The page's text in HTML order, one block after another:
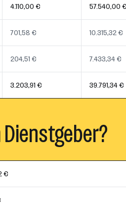
4.110,00 € 57.540,00 €
701,58 € 10.315,32 €
204,51 € 7.433,34 €
3.203,91 € 39.791,34 €
€